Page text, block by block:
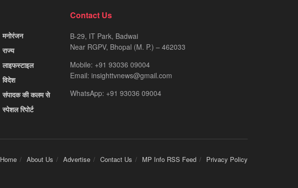
मनोरंजन
राज्य
लाइफस्टाइल
विदेश
संपादक की कलम से
स्पेशल रिपोर्ट
Contact Us
B-29, IT Park, Badwai
Near RGPV, Bhopal (M. P.) – 462033
Mobile: +91 93036 09004
Email: insighttvnews@gmail.com
WhatsApp: +91 93036 09004
Home About Us Advertise Contact Us MP Info RSS Feed Privacy Policy